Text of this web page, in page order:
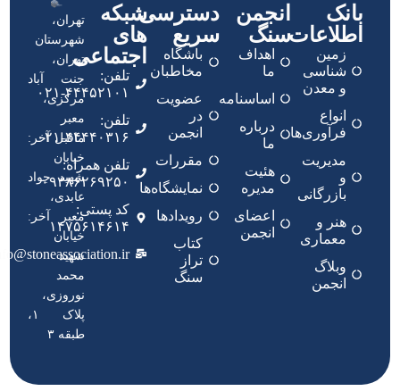
بانک
اطلاعات
زمین
شناسی
و معدن
انواع
فرآوری‌ها
مدیریت
و
بازرگانی
هنر و
معماری
وبلاگ
انجمن
انجمن
سنگ
اهداف
ما
اساسنامه
درباره
ما
هئیت
مدیره
اعضای
انجمن
دسترسی
سریع
باشگاه
مخاطبان
عضویت
در
انجمن
مقررات
نمایشگاه‌ها
رویدادها
کتاب
تراز
سنگ
شبکه
های
اجتماعی
تلفن:
۴۴۴۵۲۱۰۱-۰۲۱
تلفن:
۴۴۴۴۰۳۱۶-۰۲۱
تلفن همراه:
۰۹۳۸۶۲۶۹۲۵۰
کد پستی:
۱۴۷۵۶۱۴۶۱۴
تهران،
شهرستان
تهران،
جنت آباد
مرکزی،
معبر
ماقبل آخر:
خیابان
شهید جواد
عابدی،
معبر آخر:
خیابان
شهید
محمد
نوروزی،
پلاک ۱،
طبقه ۳